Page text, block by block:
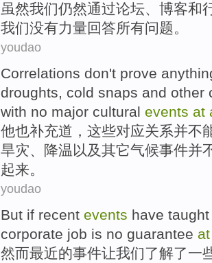
虽然我们仍然通过论坛、 博客和
我们没有力量回答所有问题。
youdao
Correlations don't prove
droughts, cold snaps and other
with no major cultural events at
他也补充道 ， 这些对应关系并不
旱灾、 降温 以及其它气候事件并
起来。
youdao
But if recent events have taught
corporate job is no guarantee
然而最近的事件让我们了解了一